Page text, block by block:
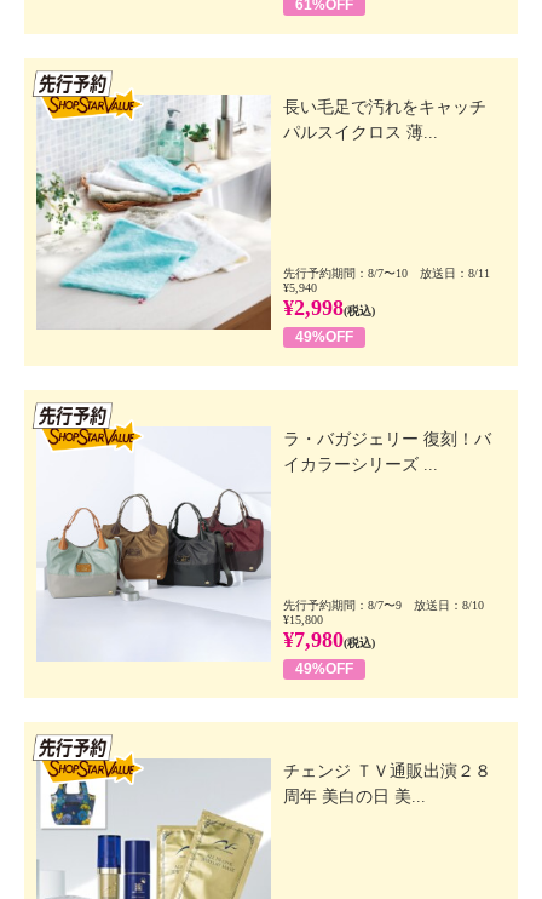
61%OFF
長い毛足で汚れをキャッチ
パルスイクロス 薄...
先行予約期間：8/7〜10 放送日：8/11
¥5,940
¥2,998(税込)
49%OFF
ラ・バガジェリー 復刻！バ
イカラーシリーズ ...
先行予約期間：8/7〜9 放送日：8/10
¥15,800
¥7,980(税込)
49%OFF
チェンジ ＴＶ通販出演２８
周年 美白の日 美...